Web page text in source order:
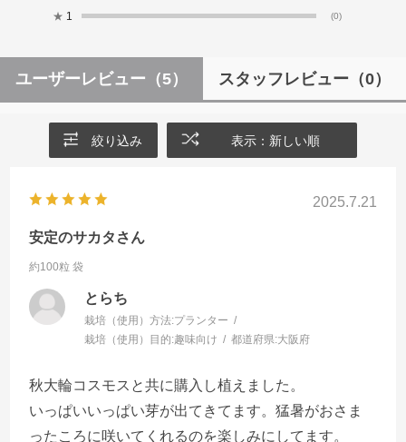
★ 1 (0)
ユーザーレビュー （5） スタッフレビュー （0）
絞り込み 表示：新しい順
2025.7.21
安定のサカタさん
約100粒 袋
とらち
栽培（使用）方法:プランター
栽培（使用）目的:趣味向け 都道府県:大阪府
秋大輪コスモスと共に購入し植えました。
いっぱいいっぱい芽が出てきてます。猛暑がおさま
ったころに咲いてくれるのを楽しみにしてます。